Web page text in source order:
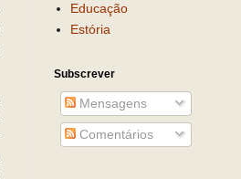
Educação
Estória
Subscrever
Mensagens
Comentários